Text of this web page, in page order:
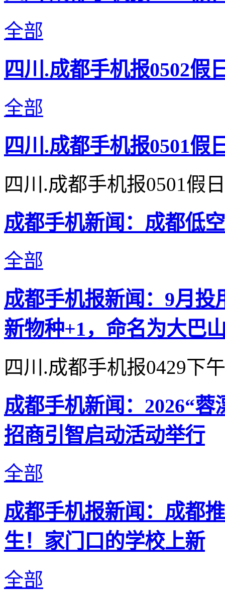
全部
四川.成都手机报0502假
全部
四川.成都手机报0501假
四川.成都手机报0501假
成都手机新闻：成都低
全部
成都手机报新闻：9月
新物种+1，命名为大巴
四川.成都手机报0429下
成都手机新闻：2026“
招商引智启动活动举行
全部
成都手机报新闻：成都
生！家门口的学校上新
全部